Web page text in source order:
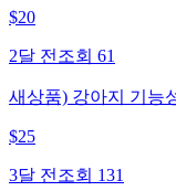
$20
2달 전 조회 61
새상품) 강아지 기능
$25
3달 전 조회 131